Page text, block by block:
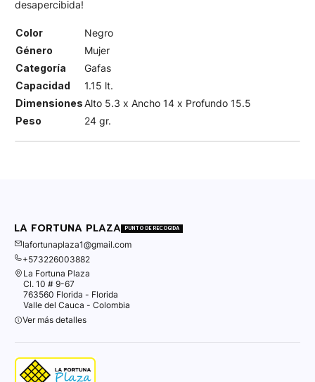
desapercibida!
Color
Negro
Género
Mujer
Categoría
Gafas
Capacidad
1.15 lt.
Dimensiones Alto 5.3 x Ancho 14 x Profundo 15.5
Peso
24 gr.
LA FORTUNA PLAZA PUNTO DE RECOGIDA
lafortunaplaza1@gmail.com
+573226003882
La Fortuna Plaza
Cl. 10 # 9-67
763560 Florida - Florida
Valle del Cauca - Colombia
Ver más detalles